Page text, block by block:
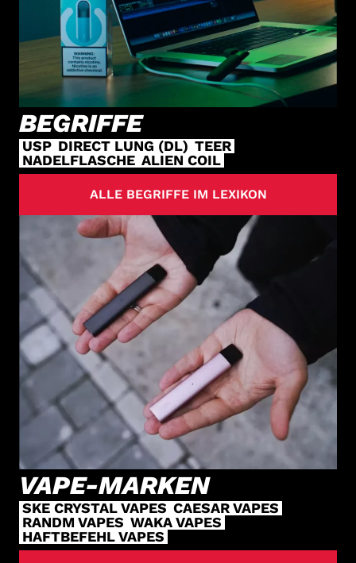
BEGRIFFE
USP DIRECT LUNG (DL) TEER
NADELFLASCHE ALIEN COIL
ALLE BEGRIFFE IM LEXIKON
VAPE-MARKEN
SKE CRYSTAL VAPES CAESAR VAPES
RANDM VAPES WAKA VAPES
HAFTBEFEHL VAPES